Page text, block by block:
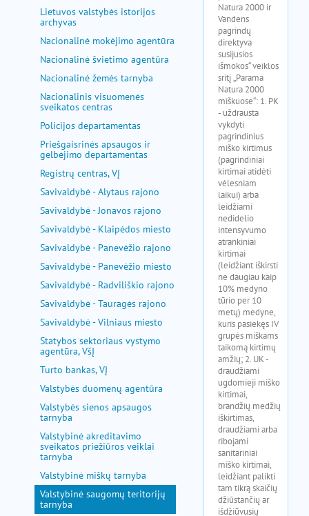
Lietuvos valstybės istorijos
archyvas
Nacionalinė mokėjimo agentūra
Nacionalinė švietimo agentūra
Nacionalinė žemės tarnyba
Nacionalinis visuomenės
sveikatos centras
Policijos departamentas
Priešgaisrinės apsaugos ir
gelbėjimo departamentas
Registrų centras, VĮ
Savivaldybė - Alytaus rajono
Savivaldybė - Jonavos rajono
Savivaldybė - Klaipėdos miesto
Savivaldybė - Panevėžio rajono
Savivaldybė - Panevėžio miesto
Savivaldybė - Radviliškio rajono
Savivaldybė - Tauragės rajono
Savivaldybė - Vilniaus miesto
Statybos sektoriaus vystymo
agentūra, VšĮ
Turto bankas, VĮ
Valstybės duomenų agentūra
Valstybės sienos apsaugos
tarnyba
Valstybinė akreditavimo
sveikatos priežiūros veiklai
tarnyba
Valstybinė miškų tarnyba
Valstybinė saugomų teritorijų
tarnyba